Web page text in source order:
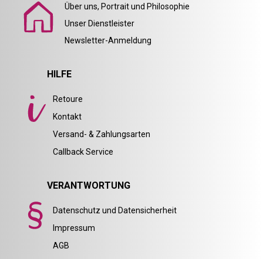
Über uns, Portrait und Philosophie
Unser Dienstleister
Newsletter-Anmeldung
HILFE
Retoure
Kontakt
Versand- & Zahlungsarten
Callback Service
VERANTWORTUNG
Datenschutz und Datensicherheit
Impressum
AGB